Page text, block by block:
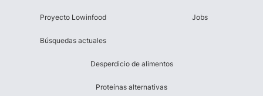
Proyecto Lowinfood
Búsquedas actuales
Jobs
Desperdicio de alimentos
Proteínas alternativas